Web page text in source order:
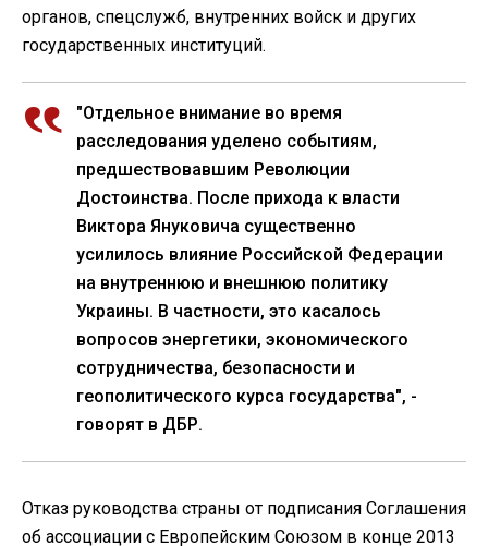
органов, спецслужб, внутренних войск и других
государственных институций.
"Отдельное внимание во время
расследования уделено событиям,
предшествовавшим Революции
Достоинства. После прихода к власти
Виктора Януковича существенно
усилилось влияние Российской Федерации
на внутреннюю и внешнюю политику
Украины. В частности, это касалось
вопросов энергетики, экономического
сотрудничества, безопасности и
геополитического курса государства", -
говорят в ДБР.
Отказ руководства страны от подписания Соглашения
об ассоциации с Европейским Союзом в конце 2013